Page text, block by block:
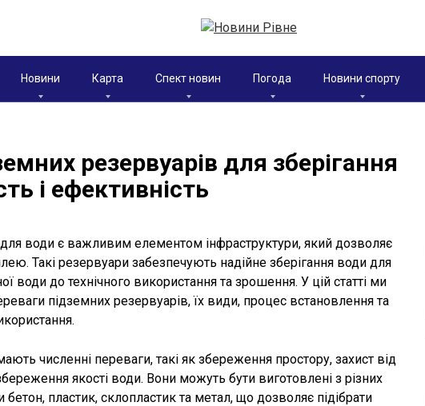
Новини Карта Спект новин Погода Новини спорту
резервуарів для зберігання
і ефективність
води є важливим елементом інфраструктури, який дозволяє
Такі резервуари забезпечують надійне зберігання води для
води до технічного використання та зрошення. У цій статті ми
підземних резервуарів, їх види, процес встановлення та
численні переваги, такі як збереження простору, захист від
якості води. Вони можуть бути виготовлені з різних
пластик, склопластик та метал, що дозволяє підібрати